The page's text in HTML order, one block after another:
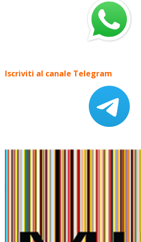
Iscriviti al canale Telegram